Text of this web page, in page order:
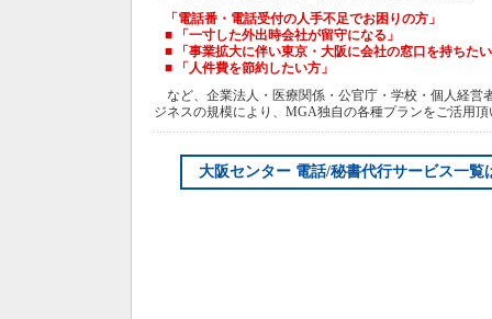
「 電話番・電話受付の人手不足でお困りの方」
■ 「一寸した外出時会社が留守になる」
■ 「事業拡大に伴い東京・大阪に会社の窓口を持ちた
■ 「人件費を節約したい方」
など、企業法人・医療関係・公官庁・学校・個人経営
ジネスの規模により、MGA独自の各種プランをご活用
大阪センター 電話/秘書代行サービス一覧